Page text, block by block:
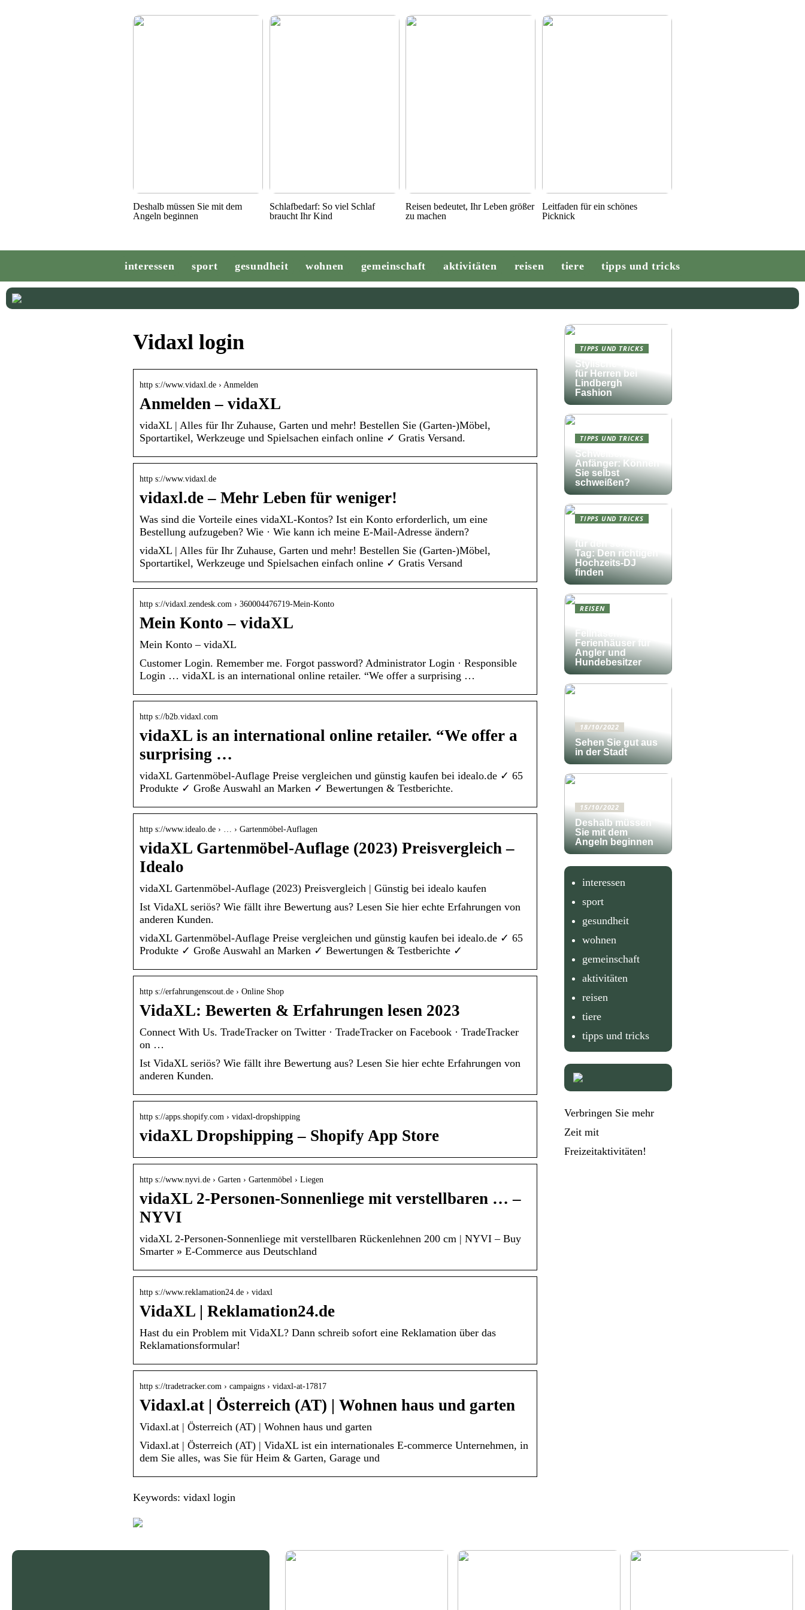
Deshalb müssen Sie mit dem
Angeln beginnen
Schlafbedarf: So viel Schlaf
braucht Ihr Kind
Reisen bedeutet, Ihr Leben größer
zu machen
Leitfaden für ein schönes
Picknick
interessen sport gesundheit wohnen gemeinschaft aktivitäten reisen tiere tipps und tricks
Vidaxl login
http s://www.vidaxl.de › Anmelden
Anmelden – vidaXL
vidaXL | Alles für Ihr Zuhause, Garten und mehr! Bestellen Sie (Garten-)Möbel,
Sportartikel, Werkzeuge und Spielsachen einfach online ✓ Gratis Versand.
http s://www.vidaxl.de
vidaxl.de – Mehr Leben für weniger!
Was sind die Vorteile eines vidaXL-Kontos? Ist ein Konto erforderlich, um eine
Bestellung aufzugeben? Wie · Wie kann ich meine E-Mail-Adresse ändern?
vidaXL | Alles für Ihr Zuhause, Garten und mehr! Bestellen Sie (Garten-)Möbel,
Sportartikel, Werkzeuge und Spielsachen einfach online ✓ Gratis Versand
http s://vidaxl.zendesk.com › 360004476719-Mein-Konto
Mein Konto – vidaXL
Mein Konto – vidaXL
Customer Login. Remember me. Forgot password? Administrator Login · Responsible
Login … vidaXL is an international online retailer. “We offer a surprising …
http s://b2b.vidaxl.com
vidaXL is an international online retailer. “We offer a
surprising …
vidaXL Gartenmöbel-Auflage Preise vergleichen und günstig kaufen bei idealo.de ✓ 65
Produkte ✓ Große Auswahl an Marken ✓ Bewertungen & Testberichte.
http s://www.idealo.de › … › Gartenmöbel-Auflagen
vidaXL Gartenmöbel-Auflage (2023) Preisvergleich –
Idealo
vidaXL Gartenmöbel-Auflage (2023) Preisvergleich | Günstig bei idealo kaufen
Ist VidaXL seriös? Wie fällt ihre Bewertung aus? Lesen Sie hier echte Erfahrungen von
anderen Kunden.
vidaXL Gartenmöbel-Auflage Preise vergleichen und günstig kaufen bei idealo.de ✓ 65
Produkte ✓ Große Auswahl an Marken ✓ Bewertungen & Testberichte ✓
http s://erfahrungenscout.de › Online Shop
VidaXL: Bewerten & Erfahrungen lesen 2023
Connect With Us. TradeTracker on Twitter · TradeTracker on Facebook · TradeTracker
on …
Ist VidaXL seriös? Wie fällt ihre Bewertung aus? Lesen Sie hier echte Erfahrungen von
anderen Kunden.
http s://apps.shopify.com › vidaxl-dropshipping
vidaXL Dropshipping – Shopify App Store
http s://www.nyvi.de › Garten › Gartenmöbel › Liegen
vidaXL 2-Personen-Sonnenliege mit verstellbaren … –
NYVI
vidaXL 2-Personen-Sonnenliege mit verstellbaren Rückenlehnen 200 cm | NYVI – Buy
Smarter » E-Commerce aus Deutschland
http s://www.reklamation24.de › vidaxl
VidaXL | Reklamation24.de
Hast du ein Problem mit VidaXL? Dann schreib sofort eine Reklamation über das
Reklamationsformular!
http s://tradetracker.com › campaigns › vidaxl-at-17817
Vidaxl.at | Österreich (AT) | Wohnen haus und garten
Vidaxl.at | Österreich (AT) | Wohnen haus und garten
Vidaxl.at | Österreich (AT) | VidaXL ist ein internationales E-commerce Unternehmen, in
dem Sie alles, was Sie für Heim & Garten, Garage und
Keywords: vidaxl login
TIPPS UND TRICKS
Stylische Troyer
für Herren bei
Lindbergh
Fashion
TIPPS UND TRICKS
Schweißen für
Anfänger: Können
Sie selbst
schweißen?
TIPPS UND TRICKS
für den schönsten
Tag: Den richtigen
Hochzeits-DJ
finden
REISEN
Fellnasen:
Ferienhäuser für
Angler und
Hundebesitzer
18/10/2022
Sehen Sie gut aus
in der Stadt
15/10/2022
Deshalb müssen
Sie mit dem
Angeln beginnen
interessen
sport
gesundheit
wohnen
gemeinschaft
aktivitäten
reisen
tiere
tipps und tricks
Verbringen Sie mehr
Zeit mit
Freizeitaktivitäten!